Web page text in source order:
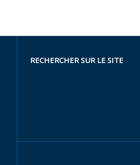
RECHERCHER SUR LE SITE